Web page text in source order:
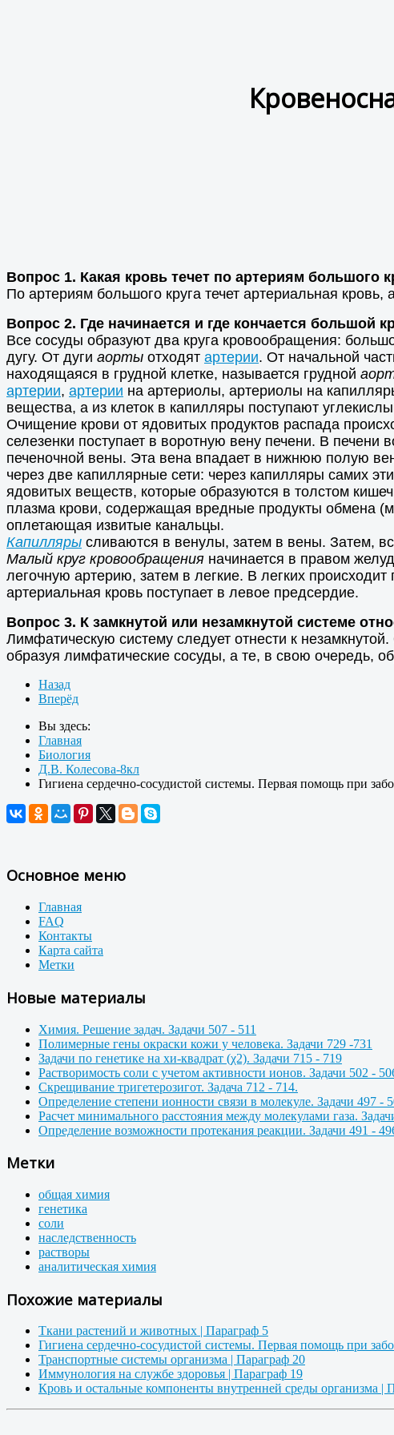
Вопрос 1. Какая кровь течет по артериям большого
По артериям большого круга течет артериальная
Вопрос 2. Где начинается и где кончается большой
Все сосуды образуют два круга кровообращения:
дугу. От дуги аорты отходят артерии. От начальной
находящаяся в грудной клетке, называется грудной
артерии, артерии на артериолы, артериолы на
вещества, а из клеток в капилляры поступают
Очищение крови от ядовитых продуктов распада
селезенки поступает в воротную вену печени. В
печеночной вены. Эта вена впадает в нижнюю полую
через две капиллярные сети: через капилляры самих
ядовитых веществ, которые образуются в толстом
плазма крови, содержащая вредные продукты обмена
оплетающая извитые канальцы.
Капилляры сливаются в венулы, затем в вены. Затем,
Малый круг кровообращения начинается в правом
легочную артерию, затем в легкие. В легких
артериальная кровь поступает в левое предсердие.
Вопрос 3. К замкнутой или незамкнутой системе
Лимфатическую систему следует отнести к
образуя лимфатические сосуды, а те, в свою очередь,
Назад
Вперёд
Вы здесь:
Главная
Биология
Д.В. Колесова-8кл
Гигиена сердечно-сосудистой системы. Первая помощь при
Основное меню
Главная
FAQ
Контакты
Карта сайта
Метки
Новые материалы
Химия. Решение задач. Задачи 507 - 511
Полимерные гены окраски кожи у человека. Задачи 729 -731
Задачи по генетике на хи-квадрат (χ2). Задачи 715 - 719
Растворимость соли с учетом активности ионов. Задачи 502 -
Скрещивание тригетерозигот. Задача 712 - 714.
Определение степени ионности связи в молекуле. Задачи 497 -
Расчет минимального расстояния между молекулами газа.
Определение возможности протекания реакции. Задачи 491 -
Метки
общая химия
генетика
соли
наследственность
растворы
аналитическая химия
Похожие материалы
Ткани растений и животных | Параграф 5
Гигиена сердечно-сосудистой системы. Первая помощь при
Транспортные системы организма | Параграф 20
Иммунология на службе здоровья | Параграф 19
Кровь и остальные компоненты внутренней среды организма |